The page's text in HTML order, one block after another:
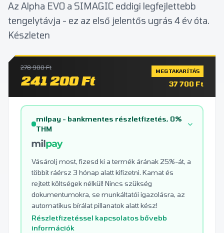
Az Alpha EVO a SIMAGIC eddigi legfejlettebb
tengelytávja - ez az első jelentős ugrás 4 év óta.
Készleten
278 900 Ft
241 200 Ft
MEGTAKARÍTÁS
37 700 Ft
milpay - bankmentes részletfizetés, 0%
THM
Vásárolj most, fizesd ki a termék árának 25%-át, a
többit ráérsz 3 hónap alatt kifizetni. Kamat és
rejtett költségek nélkül! Nincs szükség
dokumentumokra, se munkáltatói igazolásra, az
automatikus bírálat pillanatok alatt kész!
Részletfizetéssel kapcsolatos bővebb
információk